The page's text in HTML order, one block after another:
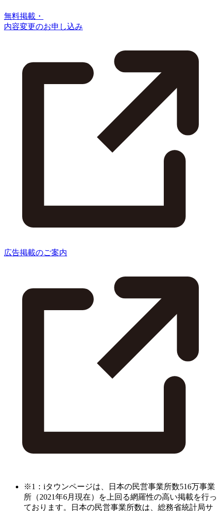
無料掲載・
内容変更のお申し込み
広告掲載のご案内
※1：iタウンページは、日本の民営事業所数516万事業
所（2021年6月現在）を上回る網羅性の高い掲載を行っ
ております。日本の民営事業所数は、総務省統計局サ